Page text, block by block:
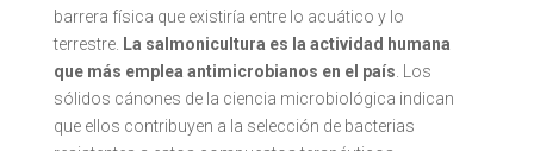
barrera física que existiría entre lo acuático y lo
terrestre. La salmonicultura es la actividad humana
que más emplea antimicrobianos en el país . Los
sólidos cánones de la ciencia microbiológica indican
que ellos contribuyen a la selección de bacterias